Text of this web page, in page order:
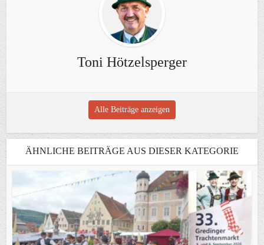
Toni Hötzelsperger
Alle Beiträge anzeigen
ÄHNLICHE BEITRÄGE AUS DIESER KATEGORIE